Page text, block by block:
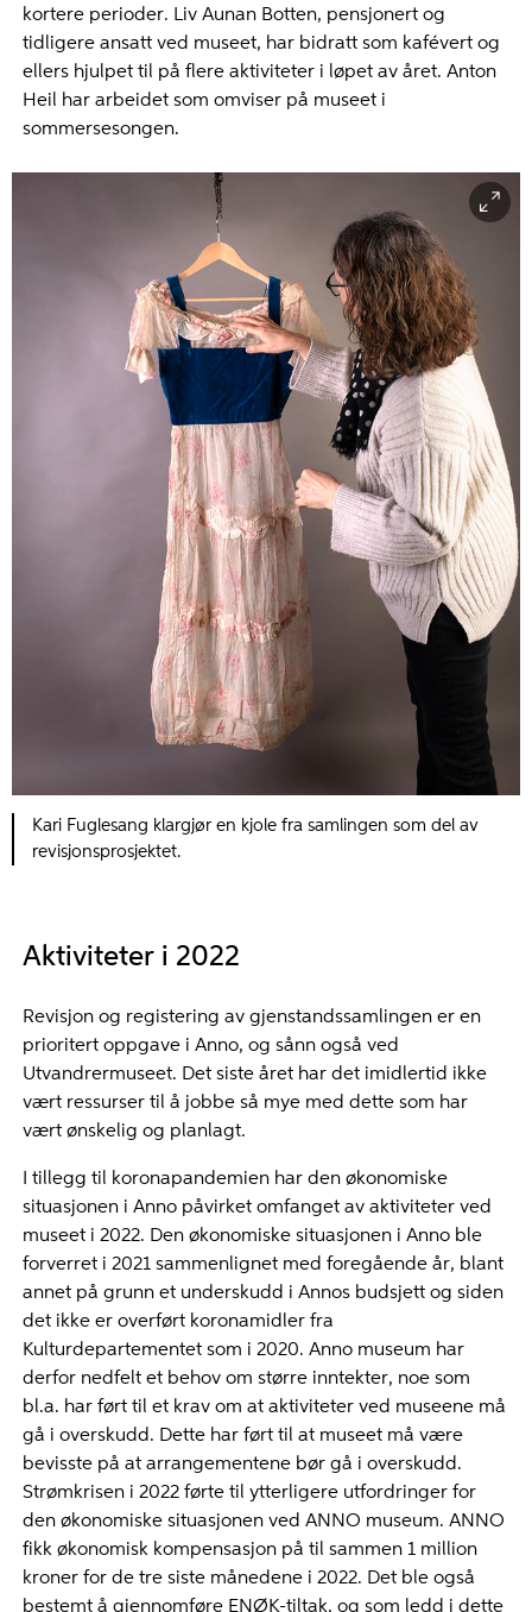
kortere perioder. Liv Aunan Botten, pensjonert og
tidligere ansatt ved museet, har bidratt som kafévert og
ellers hjulpet til på flere aktiviteter i løpet av året. Anton
Heil har arbeidet som omviser på museet i
sommersesongen.
Kari Fuglesang klargjør en kjole fra samlingen som del av
revisjonsprosjektet.
Aktiviteter i 2022
Revisjon og registering av gjenstandssamlingen er en
prioritert oppgave i Anno, og sånn også ved
Utvandrermuseet. Det siste året har det imidlertid ikke
vært ressurser til å jobbe så mye med dette som har
vært ønskelig og planlagt.
I tillegg til koronapandemien har den økonomiske
situasjonen i Anno påvirket omfanget av aktiviteter ved
museet i 2022. Den økonomiske situasjonen i Anno ble
forverret i 2021 sammenlignet med foregående år, blant
annet på grunn et underskudd i Annos budsjett og siden
det ikke er overført koronamidler fra
Kulturdepartementet som i 2020. Anno museum har
derfor nedfelt et behov om større inntekter, noe som
bl.a. har ført til et krav om at aktiviteter ved museene må
gå i overskudd. Dette har ført til at museet må være
bevisste på at arrangementene bør gå i overskudd.
Strømkrisen i 2022 førte til ytterligere utfordringer for
den økonomiske situasjonen ved ANNO museum. ANNO
fikk økonomisk kompensasjon på til sammen 1 million
kroner for de tre siste månedene i 2022. Det ble også
bestemt å gjennomføre ENØK-tiltak, og som ledd i dette